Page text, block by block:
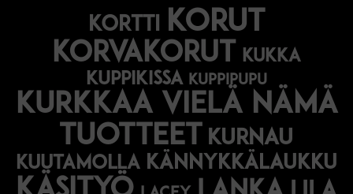
kortti korut
korvakorut
kukka
kuppikissa kuppipupu
Kurkkaa vielä nämä
tuotteet kurnau
kuutamolla kännykkälaukku